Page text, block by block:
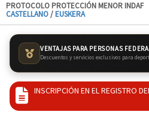
PROTOCOLO PROTECCIÓN MENOR INDAF
CASTELLANO/EUSKERA
VENTAJAS PARA PERSONAS
Descuentos y servicios exclusivos para
INSCRIPCIÓN EN EL REGISTRO